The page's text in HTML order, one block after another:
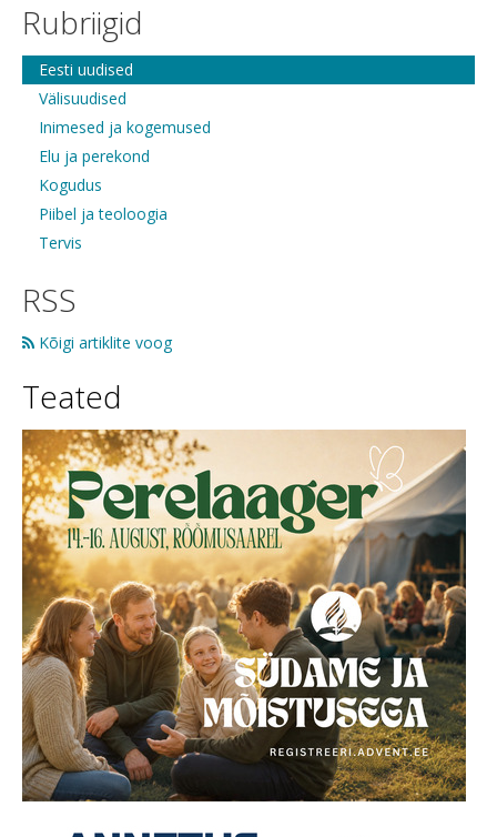
Rubriigid
Eesti uudised
Välisuudised
Inimesed ja kogemused
Elu ja perekond
Kogudus
Piibel ja teoloogia
Tervis
RSS
Kõigi artiklite voog
Teated